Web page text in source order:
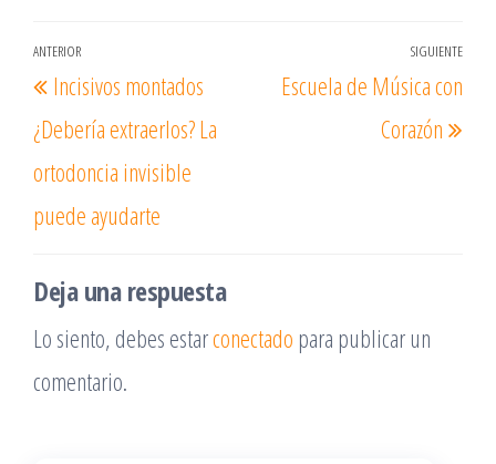
Navegación
de
entradas
Entrada
anterior
ANTERIOR
Incisivos montados
¿Debería extraerlos? La
ortodoncia invisible
puede ayudarte
SIGUIENTE
Escuela de Música con
Corazón
Deja una respuesta
Lo siento, debes estarconectado para publicar un
comentario.